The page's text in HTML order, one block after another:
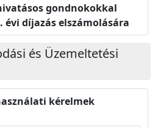
gondnokokkal
évi díjazás elszámolására
és Üzemeltetési
kérelmek